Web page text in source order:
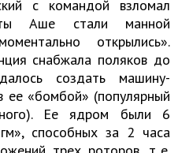
с командой взломал
Аше стали манной
открылись».
снабжала поляков до
создать машину-
ее «бомбой» (популярный
Ее ядром были 6
способных за 2 часа